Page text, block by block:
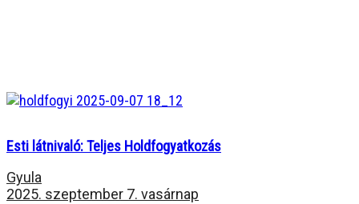
Esti látnivaló: Teljes Holdfogyatkozás
Gyula
2025. szeptember 7. vasárnap